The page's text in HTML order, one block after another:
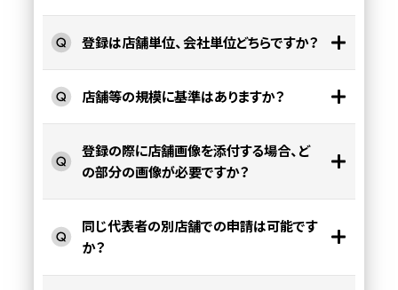
登録は店舗単位、会社単位どちらですか？
店舗等の規模に基準はありますか？
登録の際に店舗画像を添付する場合、ど
の部分の画像が必要ですか？
同じ代表者の別店舗での申請は可能です
か？